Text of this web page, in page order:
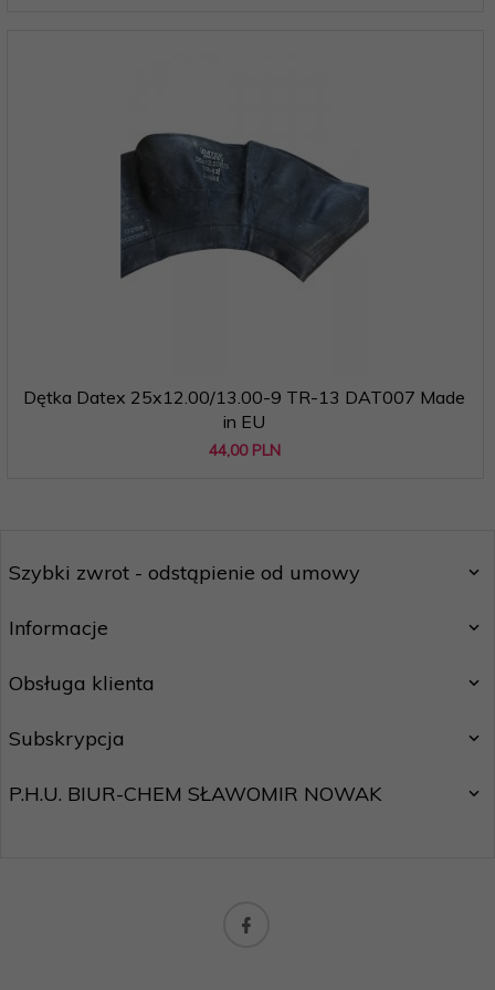
Dętka Datex 25x12.00/13.00-9 TR-13 DAT007 Made
in EU
44,00 PLN
Szybki zwrot - odstąpienie od umowy
Informacje
Obsługa klienta
Subskrypcja
P.H.U. BIUR-CHEM SŁAWOMIR NOWAK